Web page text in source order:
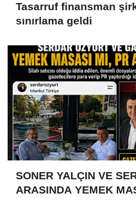
Tasarruf finansman
sınırlama geldi
SONER YALÇIN VE
ARASINDA YEMEK